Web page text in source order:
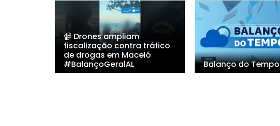
📹 Drones ampliam
fiscalização contra tráfico
de drogas em Maceió
#BalançoGeralAL
Balanço do Tempo